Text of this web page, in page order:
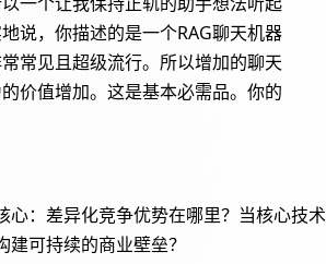
说，你描述的是一个RAG聊天机器
常见且超级流行。所以增加的聊天
价值增加。这是基本必需品。你的
心：差异化竞争优势在哪里？当核心技术
可持续的商业壁垒？